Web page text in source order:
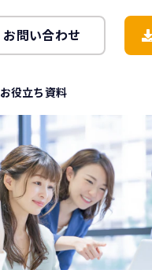
お問い合わせ
お役立ち資料